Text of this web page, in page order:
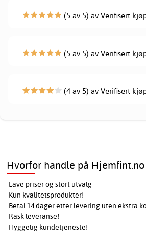
(5 av 5) av Verifisert
(5 av 5) av Verifisert
(4 av 5) av Verifisert
Hvorfor handle på Hjemfint.no
Lave priser og stort utvalg
Kun kvalitetsprodukter!
Betal 14 dager etter levering uten ekstra
Rask leveranse!
Hyggelig kundetjeneste!